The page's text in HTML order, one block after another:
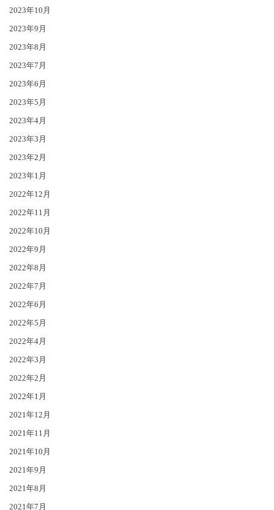
2023年10月
2023年9月
2023年8月
2023年7月
2023年6月
2023年5月
2023年4月
2023年3月
2023年2月
2023年1月
2022年12月
2022年11月
2022年10月
2022年9月
2022年8月
2022年7月
2022年6月
2022年5月
2022年4月
2022年3月
2022年2月
2022年1月
2021年12月
2021年11月
2021年10月
2021年9月
2021年8月
2021年7月